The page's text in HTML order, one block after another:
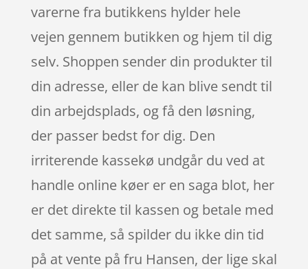
varerne fra butikkens hylder hele
vejen gennem butikken og hjem til dig
selv. Shoppen sender din produkter til
din adresse, eller de kan blive sendt til
din arbejdsplads, og få den løsning,
der passer bedst for dig. Den
irriterende kassekø undgår du ved at
handle online køer er en saga blot, her
er det direkte til kassen og betale med
det samme, så spilder du ikke din tid
på at vente på fru Hansen, der lige skal